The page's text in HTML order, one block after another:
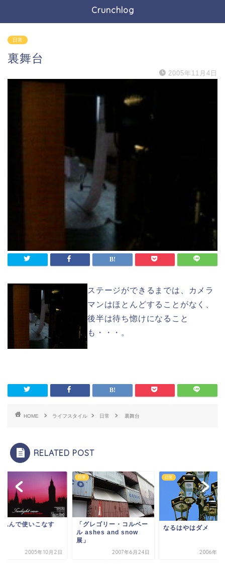
Crunchlog
日常
裏舞台
2005年11月4日
ステージができるまでは、カメラ
マンはほとんどすることがなく、
後半は待ち惚けになること
も・・・。
HOME ライフスタイル 日常 裏舞台
RELATED POST
込んで使いこなす
2005年10月2日
日常
「グレゴリー・コルベー
ル ashes and snow
展」
2007年6月24日
日常
なるはやはダメ
2006年8